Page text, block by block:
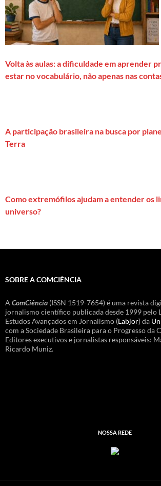
Volta às aulas: a dificuldade em aprender
estar no vocabulário, não apenas nas
A participação brasileira na busca por
Terra
Como extremófilos ajudam a entender os
universo?
SOBRE A COMCIÊNCIA
A ComCiência (ISSN 1519-7654) é uma revista
jornalismo científico publicada desde 1999 pelo
Estudos Avançados em Jornalismo (Labjor) da
com a Sociedade Brasileira para o Progresso da
Editores executivos e jornalistas responsáveis:
Ricardo Muniz.
NOSSA REDE